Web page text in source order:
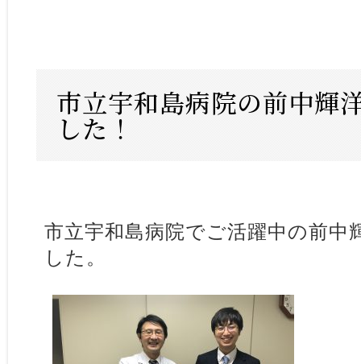
市立宇和島病院の前中輝
した！
市立宇和島病院でご活躍中の前中
した。